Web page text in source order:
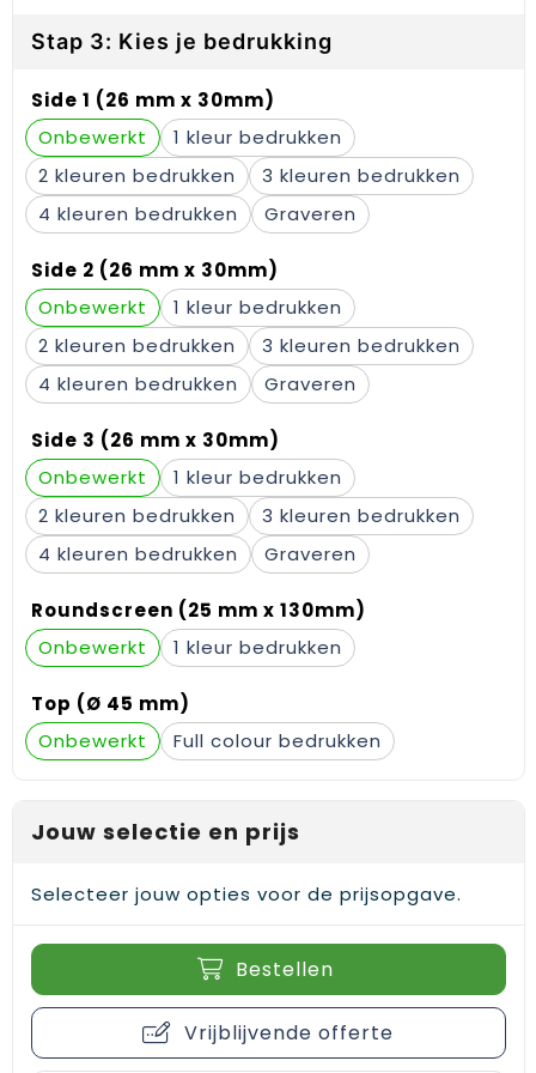
Sporttassen
Strandtassen
Toilettassen
Trolleys
Waterbestendige tassen
Reistassensets
Hoofdbanden
Caps, hoeden en mutsen
Yoga en sportmatten
Stap 3: Kies je bedrukking
Side 1 (26 mm x 30mm)
Onbewerkt
1
2
3
4
Graveren
Side 2 (26 mm x 30mm)
Onbewerkt
1
2
3
4
Graveren
Side 3 (26 mm x 30mm)
Onbewerkt
1
2
3
4
Graveren
Roundscreen (25 mm x 130mm)
Onbewerkt
1
Top (Ø 45 mm)
Onbewerkt
Full colour
Jouw selectie en prijs
Selecteer jouw opties voor de prijsopgave.
Bestellen
Vrijblijvende offerte